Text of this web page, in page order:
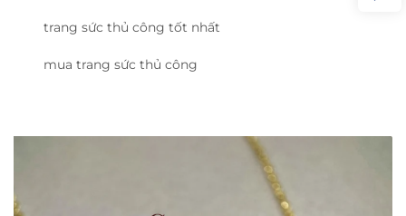
trang sức thủ công tốt nhất
mua trang sức thủ công